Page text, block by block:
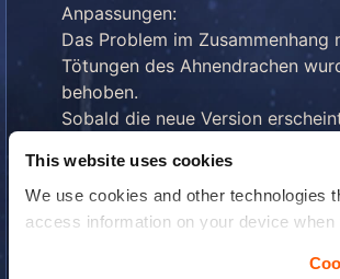
This website uses cookies
We use cookies and other technologies
access information on your device
information about the use of your
Anpassungen:
Das Problem im Zusammenhang
Tötungen des Ahnendrachen
behoben.
Sobald die neue Version
um diese fantastischen neuen
selbst zu erleben! Da die
Veröffentlichungszeit des